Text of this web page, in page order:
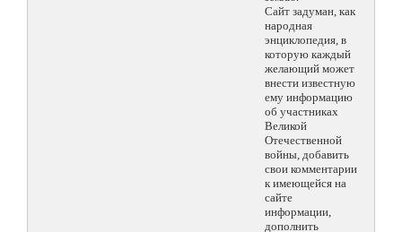
Сайт задуман, как
народная
энциклопедия, в
которую каждый
желающий может
внести известную
ему информацию
об участниках
Великой
Отечественной
войны, добавить
свои комментарии
к имеющейся на
сайте
информации,
дополнить